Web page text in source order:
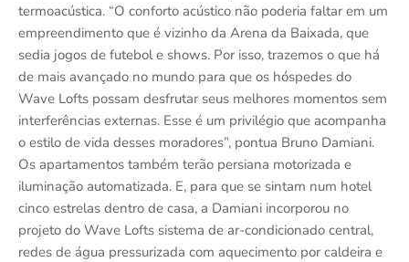
termoacústica. “O conforto acústico não poderia faltar em um
empreendimento que é vizinho da Arena da Baixada, que
sedia jogos de futebol e shows. Por isso, trazemos o que há
de mais avançado no mundo para que os hóspedes do
Wave Lofts possam desfrutar seus melhores momentos sem
interferências externas. Esse é um privilégio que acompanha
o estilo de vida desses moradores”, pontua Bruno Damiani.
Os apartamentos também terão persiana motorizada e
iluminação automatizada. E, para que se sintam num hotel
cinco estrelas dentro de casa, a Damiani incorporou no
projeto do Wave Lofts sistema de ar-condicionado central,
redes de água pressurizada com aquecimento por caldeira e